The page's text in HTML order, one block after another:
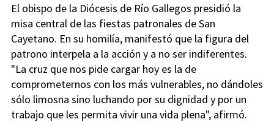
El obispo de la Diócesis de Río Gallegos presidió la
misa central de las fiestas patronales de San
Cayetano. En su homilía, manifestó que la figura del
patrono interpela a la acción y a no ser indiferentes.
"La cruz que nos pide cargar hoy es la de
comprometernos con los más vulnerables, no dándoles
sólo limosna sino luchando por su dignidad y por un
trabajo que les permita vivir una vida plena", afirmó.